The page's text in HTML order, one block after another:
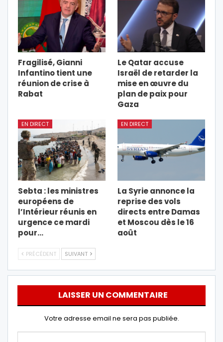
Fragilisé, Gianni
Infantino tient une
réunion de crise à
Rabat
Le Qatar accuse
Israël de retarder la
mise en œuvre du
plan de paix pour
Gaza
EN DIRECT
Sebta : les ministres
européens de
l’Intérieur réunis en
urgence ce mardi
pour…
EN DIRECT
La Syrie annonce la
reprise des vols
directs entre Damas
et Moscou dès le 16
août
PRÉCÉDENT SUIVANT
LAISSER UN COMMENTAIRE
Votre adresse email ne sera pas publiée.